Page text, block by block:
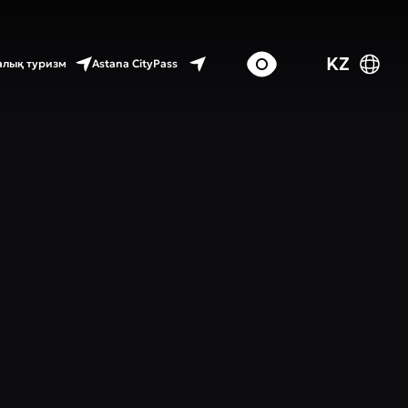
туризм Astana CityPass KZ